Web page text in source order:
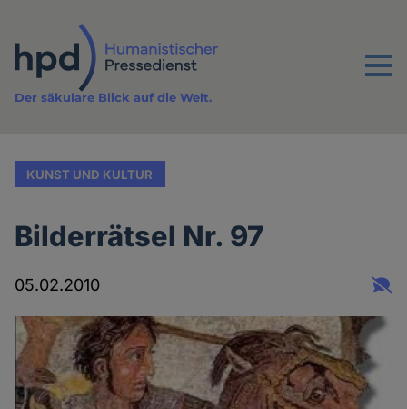
Inhalt
Menu
Der säkulare Blick auf die Welt.
KUNST UND KULTUR
Bilderrätsel Nr. 97
05.02.2010